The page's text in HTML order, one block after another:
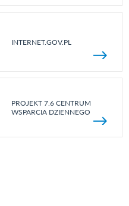
INTERNET.GOV.PL
PROJEKT 7.6 CENTRUM
WSPARCIA DZIENNEGO